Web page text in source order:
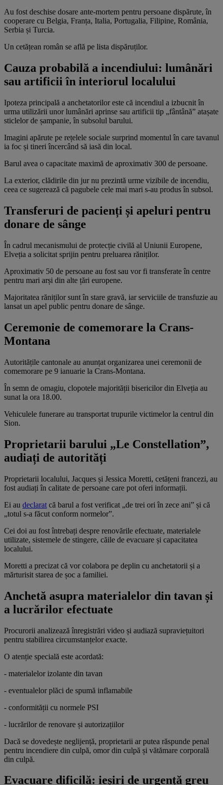
Au fost deschise dosare ante-mortem pentru persoane dispărute, în
cooperare cu Belgia, Franța, Italia, Portugalia, Filipine, România,
Serbia și Turcia.
Un cetățean român se află pe lista dispăruților.
Cauza probabilă a incendiului: lumânări
sau artificii în interiorul localului
Ipoteza principală a anchetatorilor este că incendiul a izbucnit în
urma utilizării unor lumânări aprinse sau artificii tip „fântână” atașate
sticlelor de șampanie, în subsolul barului.
Imagini apărute pe rețelele sociale surprind momentul în care tavanul
ia foc și tineri încercând să iasă din local.
Barul avea o capacitate maximă de aproximativ 300 de persoane.
La exterior, clădirile din jur nu prezintă urme vizibile de incendiu,
ceea ce sugerează că pagubele cele mai mari s-au produs în subsol.
Transferuri de pacienți și apeluri pentru
donare de sânge
În cadrul mecanismului de protecție civilă al Uniunii Europene,
Elveția a solicitat sprijin pentru preluarea răniților.
Aproximativ 50 de persoane au fost sau vor fi transferate în centre
pentru mari arși din alte țări europene.
Majoritatea răniților sunt în stare gravă, iar serviciile de transfuzie au
lansat un apel public pentru donare de sânge.
Ceremonie de comemorare la Crans-
Montana
Autoritățile cantonale au anunțat organizarea unei ceremonii de
comemorare pe 9 ianuarie la Crans-Montana.
În semn de omagiu, clopotele majorității bisericilor din Elveția au
sunat la ora 18.00.
Vehiculele funerare au transportat trupurile victimelor la centrul din
Sion.
Proprietarii barului „Le Constellation”,
audiați de autorități
Proprietarii localului, Jacques și Jessica Moretti, cetățeni francezi, au
fost audiați în calitate de persoane care pot oferi informații.
Ei au declarat că barul a fost verificat „de trei ori în zece ani” și că
„totul s-a făcut conform normelor”.
Cei doi au fost întrebați despre renovările efectuate, materialele
utilizate, sistemele de stingere, căile de evacuare și capacitatea
localului.
Moretti a precizat că vor colabora pe deplin cu anchetatorii și a
mărturisit starea de șoc a familiei.
Anchetă asupra materialelor din tavan și
a lucrărilor efectuate
Procurorii analizează înregistrări video și audiază supraviețuitori
pentru stabilirea circumstanțelor exacte.
O atenție specială este acordată:
- materialelor izolante din tavan
- eventualelor plăci de spumă inflamabile
- conformității cu normele PSI
- lucrărilor de renovare și autorizațiilor
Dacă se dovedește neglijență, proprietarii ar putea răspunde penal
pentru incendiere din culpă, omor din culpă și vătămare corporală
din culpă.
Evacuare dificilă: ieșiri de urgență greu